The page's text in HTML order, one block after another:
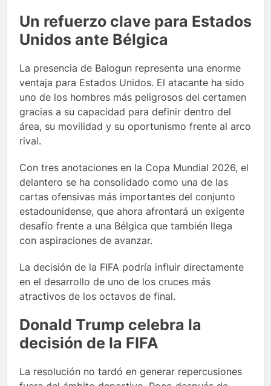
Un refuerzo clave para Estados
Unidos ante Bélgica
La presencia de Balogun representa una enorme
ventaja para Estados Unidos. El atacante ha sido
uno de los hombres más peligrosos del certamen
gracias a su capacidad para definir dentro del
área, su movilidad y su oportunismo frente al arco
rival.
Con tres anotaciones en la Copa Mundial 2026, el
delantero se ha consolidado como una de las
cartas ofensivas más importantes del conjunto
estadounidense, que ahora afrontará un exigente
desafío frente a una Bélgica que también llega
con aspiraciones de avanzar.
La decisión de la FIFA podría influir directamente
en el desarrollo de uno de los cruces más
atractivos de los octavos de final.
Donald Trump celebra la
decisión de la FIFA
La resolución no tardó en generar repercusiones